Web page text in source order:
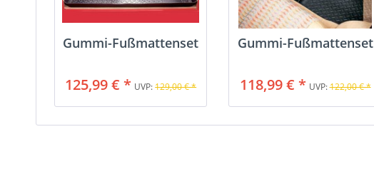
Gummi-Fußmattenset
125,99 € * UVP:129,00 € *
Gummi-Fußmattenset
118,99 € * UVP:122,00 € *